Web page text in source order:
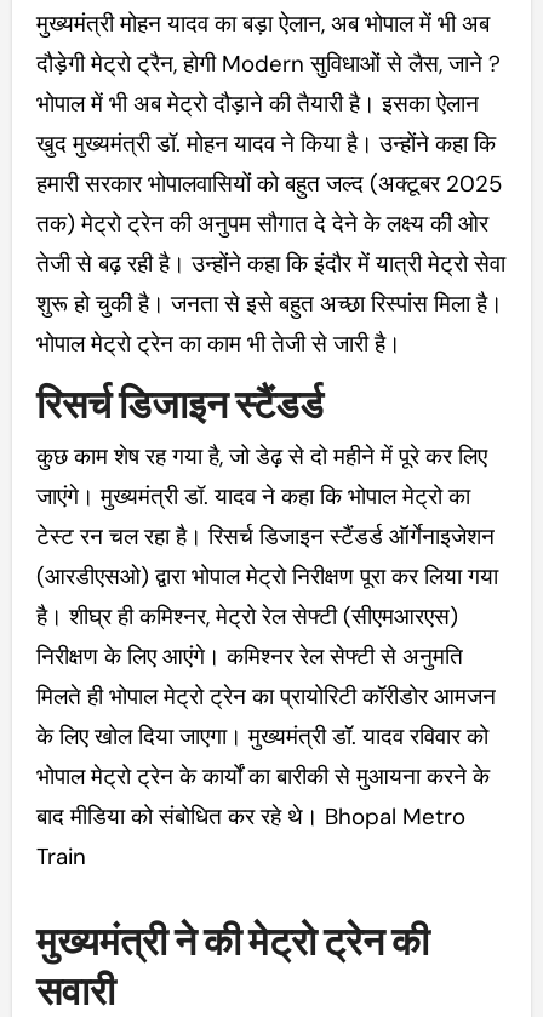
मुख्यमंत्री मोहन यादव का बड़ा ऐलान, अब भोपाल में भी अब
दौड़ेगी मेट्रो ट्रैन, होगी Modern सुविधाओं से लैस, जाने ?
भोपाल में भी अब मेट्रो दौड़ाने की तैयारी है। इसका ऐलान
खुद मुख्यमंत्री डॉ. मोहन यादव ने किया है। उन्होंने कहा कि
हमारी सरकार भोपालवासियों को बहुत जल्द (अक्टूबर 2025
तक) मेट्रो ट्रेन की अनुपम सौगात दे देने के लक्ष्य की ओर
तेजी से बढ़ रही है। उन्होंने कहा कि इंदौर में यात्री मेट्रो सेवा
शुरू हो चुकी है। जनता से इसे बहुत अच्छा रिस्पांस मिला है।
भोपाल मेट्रो ट्रेन का काम भी तेजी से जारी है।
रिसर्च डिजाइन स्टैंडर्ड
कुछ काम शेष रह गया है, जो डेढ़ से दो महीने में पूरे कर लिए
जाएंगे। मुख्यमंत्री डॉ. यादव ने कहा कि भोपाल मेट्रो का
टेस्ट रन चल रहा है। रिसर्च डिजाइन स्टैंडर्ड ऑर्गेनाइजेशन
(आरडीएसओ) द्वारा भोपाल मेट्रो निरीक्षण पूरा कर लिया गया
है। शीघ्र ही कमिश्नर, मेट्रो रेल सेफ्टी (सीएमआरएस)
निरीक्षण के लिए आएंगे। कमिश्नर रेल सेफ्टी से अनुमति
मिलते ही भोपाल मेट्रो ट्रेन का प्रायोरिटी कॉरीडोर आमजन
के लिए खोल दिया जाएगा। मुख्यमंत्री डॉ. यादव रविवार को
भोपाल मेट्रो ट्रेन के कार्यों का बारीकी से मुआयना करने के
बाद मीडिया को संबोधित कर रहे थे। Bhopal Metro
Train
मुख्यमंत्री ने की मेट्रो ट्रेन की
सवारी